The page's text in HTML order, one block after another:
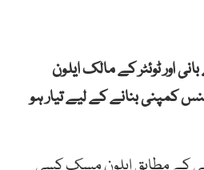
اور ٹوئٹر کے مالک ایلون
کمپنی بنانے کے لیے تیار ہو